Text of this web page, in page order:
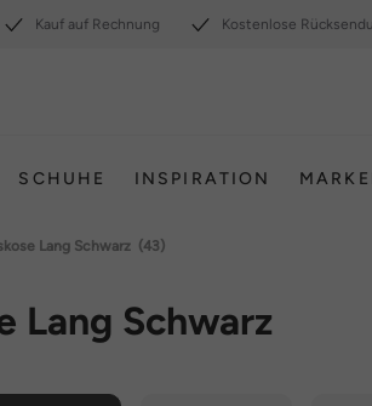
Kauf auf Rechnung Kostenlose
SCHUHE INSPIRATION
Lang Schwarz (43)
Lang Schwarz